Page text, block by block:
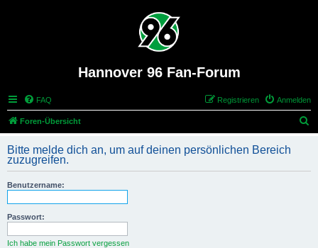
Hannover 96 Fan-Forum
FAQ Anmelden
Registrieren
Foren-Übersicht
h
Bitte melde dich an, um auf deinen persönlichen Bereich
zuzugreifen.
Benutzername:
Passwort:
Ich habe mein Passwort vergessen